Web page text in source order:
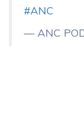
#ANC
— ANC